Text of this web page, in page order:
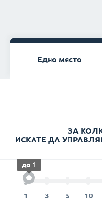
Едно място
ЗА
ИСКАТЕ ДА
до 1